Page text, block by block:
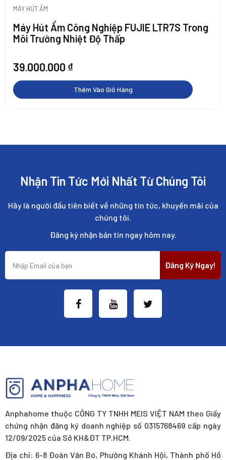
MÁY HÚT ẨM
Máy Hút Ẩm Công Nghiệp FUJIE LTR7S Trong
Môi Trường Nhiệt Độ Thấp
39.000.000 ₫
Thêm Vào Giỏ Hàng
Nhận Tin Tức Mới Nhất Từ Chúng Tôi
Hãy là người đầu tiên biết về những tin tức, khuyến mãi của
chúng tôi.
Đăng ký nhận bản tin ngay hôm nay.
Đăng Ký Ngay!
Anphahome thuộc CÔNG TY TNHH MEIS VIỆT NAM theo Giấy
chứng nhận đăng ký doanh nghiệp số 0315768469 cấp ngày
12/09/2025 của Sở KH&ĐT TP.HCM.
Địa chỉ: 6-8 Đoàn Văn Bơ, Phường Khánh Hội, Thành phố Hồ